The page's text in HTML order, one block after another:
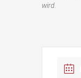
wird.